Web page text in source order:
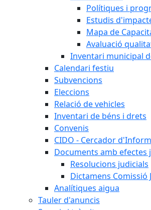
Polítiques i
Estudis
Mapa de
Avaluació
Inventari municipal
Calendari festiu
Subvencions
Eleccions
Relació de vehicles
Inventari de béns i drets
Convenis
CIDO - Cercador
Documents amb efectes
Resolucions judicials
Dictamens Comissió
Analítiques aigua
Tauler d'anuncis